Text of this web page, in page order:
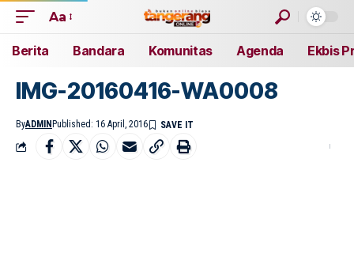
Aa
Berita Bandara Komunitas Agenda Ekbis
IMG-20160416-WA0008
ByADMIN Published: 16 April, 2016